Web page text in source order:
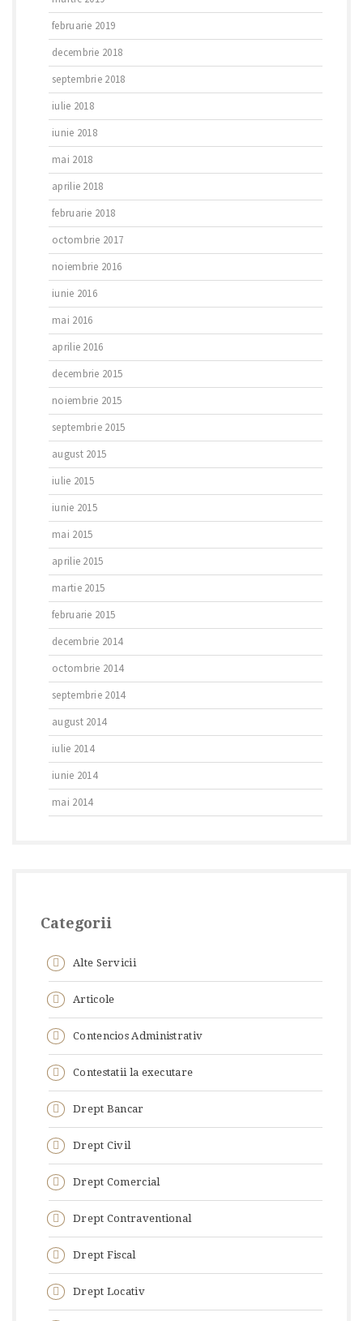
februarie 2019
decembrie 2018
septembrie 2018
iulie 2018
iunie 2018
mai 2018
aprilie 2018
februarie 2018
octombrie 2017
noiembrie 2016
iunie 2016
mai 2016
aprilie 2016
decembrie 2015
noiembrie 2015
septembrie 2015
august 2015
iulie 2015
iunie 2015
mai 2015
aprilie 2015
martie 2015
februarie 2015
decembrie 2014
octombrie 2014
septembrie 2014
august 2014
iulie 2014
iunie 2014
mai 2014
Categorii
Alte Servicii
Articole
Contencios Administrativ
Contestatii la executare
Drept Bancar
Drept Civil
Drept Comercial
Drept Contraventional
Drept Fiscal
Drept Locativ